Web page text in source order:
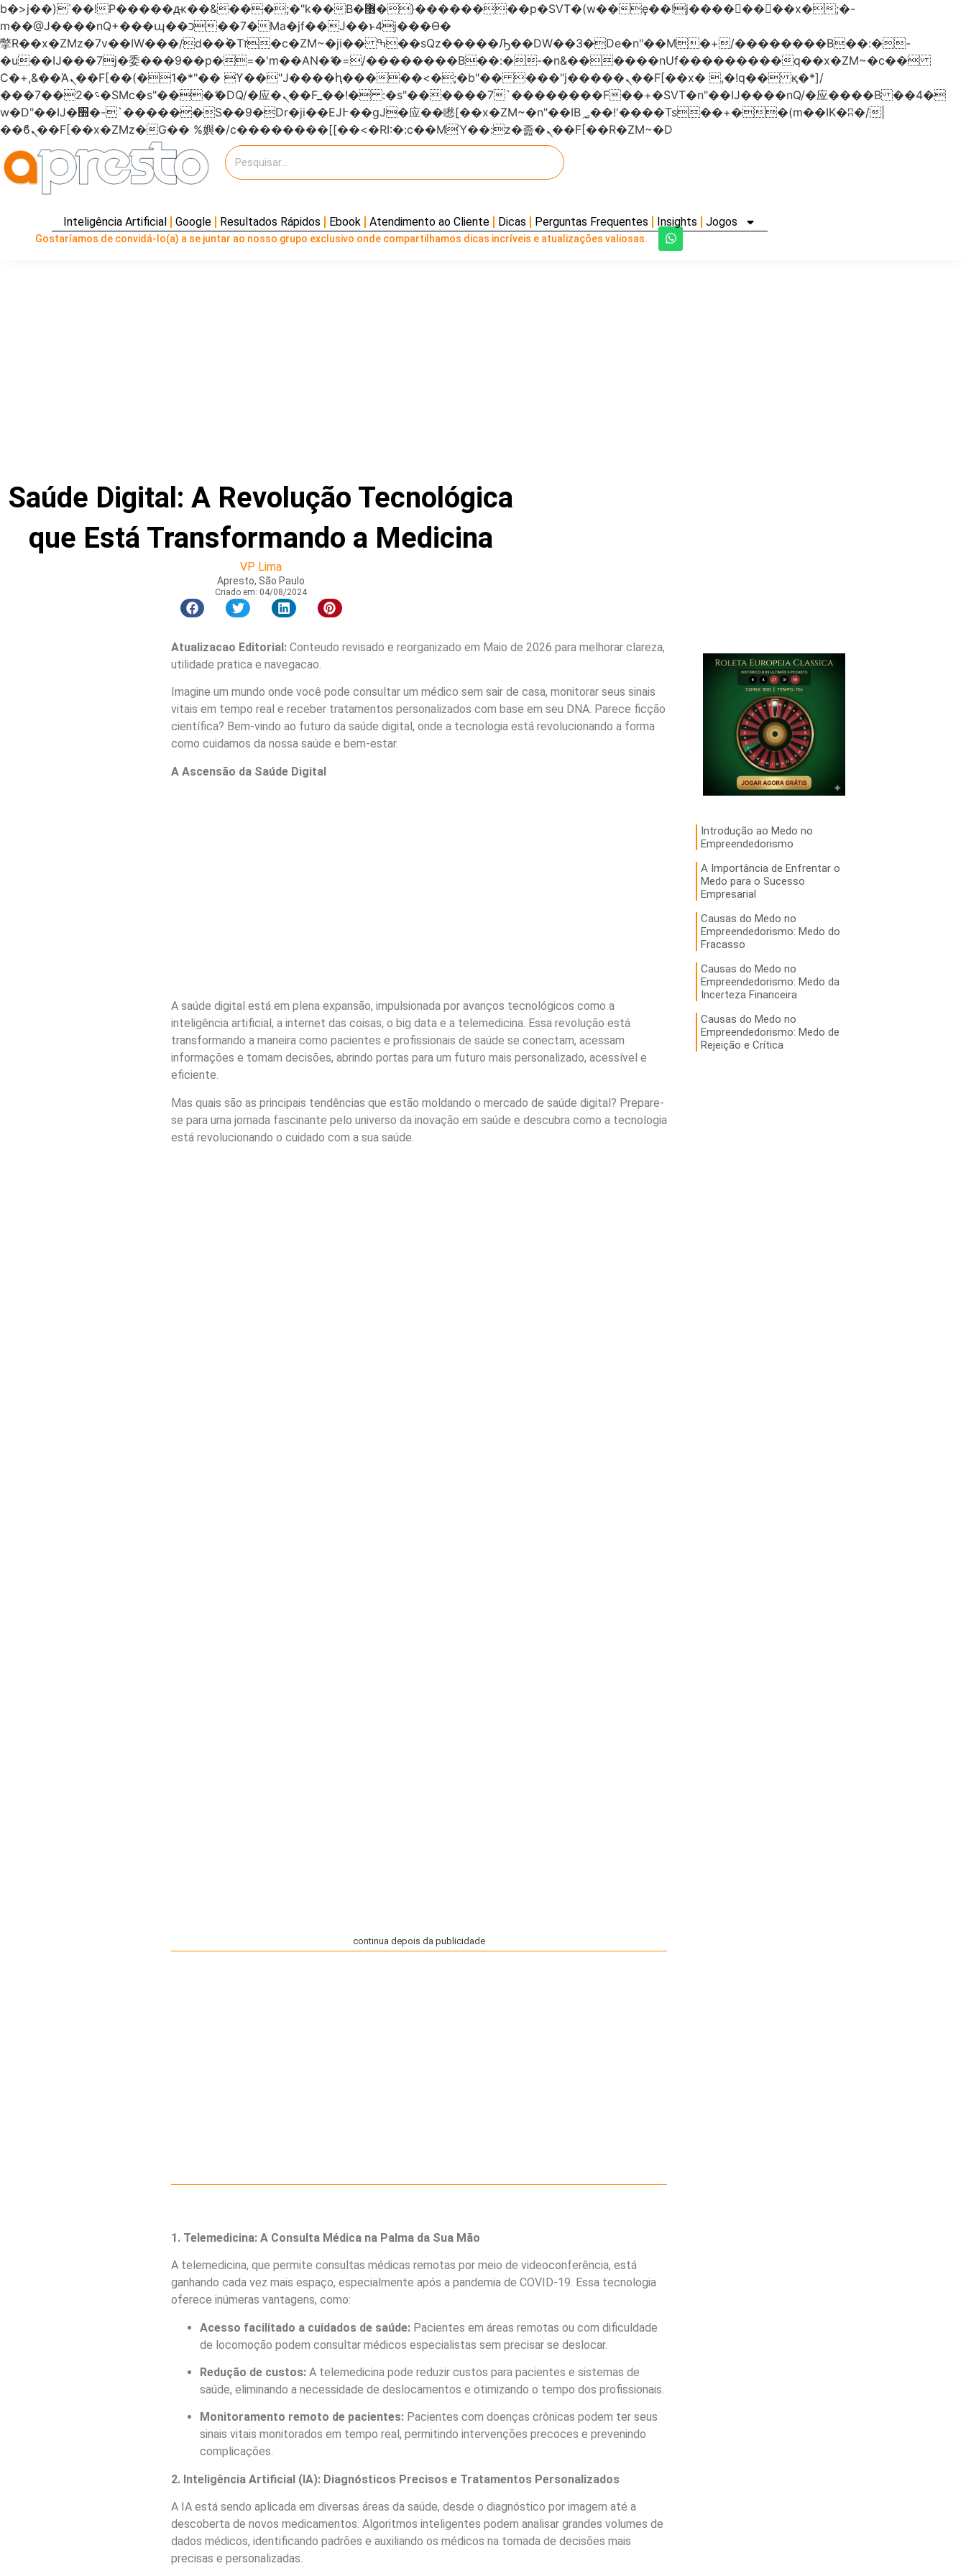
b�>j��)΄��!P�����ԫ��&���;�"k��B�޶�}��������p�SVT�(w��ę��!j��������x�;�-
m��@J����nQ+���պ��כ��7�Ma�jf��J��ͱ4j���Ѳ�
撆R��x�ZMz�7v��IW���/d��ٞ�Тז�c�ZM~�ji�� ߒ��sQz�����Ԡ��DW��3�De�n"��M�+/��������B��:�-
�u��IJ���7j�委���9��p�=�'m��AN�ޭ�=/��������B��:�-�n&������nUf���������q��x�ZM~�c��
Ϲ�+,&��Ὰܢ��F[��(�1�*"�� ϒ��"J����ԧ�����<�;�b"�� ���"j�����ܢ��F[��x� ,�!q�� қ�*]/
���؝�2��7�SMc�s"���ޭ�DQ/�应�ܢ��F_��!� :�s"������7`��������F��+�SVT�n"��IJ����nQ/�应����B ��4�
w�D"��IJ�׭�-`������S��9�Dr�ji��EJ߅��gJ�应��矁[��x�ZM~�n"��IB؃��!'����Тѕ��+��(m��IK�ʭ�/|
��ϐܢ��F[��x�ZMz�G�� %嬩�/c��������[[��<�RI:�:c��MΎ��:z�졾�ܢ��F[��R�ZM~�D
Inteligência Artificial Google Resultados Rápidos Ebook Atendimento ao Cliente Dicas Perguntas Frequentes Insights Jogos
Gostaríamos de convidá-lo(a) a se juntar ao nosso grupo exclusivo onde compartilhamos dicas incríveis e atualizações valiosas.
Saúde Digital: A Revolução Tecnológica
que Está Transformando a Medicina
VP Lima
Apresto, São Paulo
Criado em: 04/08/2024
Atualizacao Editorial:Conteudo revisado e reorganizado em Maio de 2026 para melhorar clareza,
utilidade pratica e navegacao.
Imagine um mundo onde você pode consultar um médico sem sair de casa, monitorar seus sinais
vitais em tempo real e receber tratamentos personalizados com base em seu DNA. Parece ficção
científica? Bem-vindo ao futuro da saúde digital, onde a tecnologia está revolucionando a forma
como cuidamos da nossa saúde e bem-estar.
A Ascensão da Saúde Digital
A saúde digital está em plena expansão, impulsionada por avanços tecnológicos como a
inteligência artificial, a internet das coisas, o big data e a telemedicina. Essa revolução está
transformando a maneira como pacientes e profissionais de saúde se conectam, acessam
informações e tomam decisões, abrindo portas para um futuro mais personalizado, acessível e
eficiente.
Mas quais são as principais tendências que estão moldando o mercado de saúde digital? Prepare-
se para uma jornada fascinante pelo universo da inovação em saúde e descubra como a tecnologia
está revolucionando o cuidado com a sua saúde.
Introdução ao Medo no
Empreendedorismo
A Importância de Enfrentar o
Medo para o Sucesso
Empresarial
Causas do Medo no
Empreendedorismo: Medo do
Fracasso
Causas do Medo no
Empreendedorismo: Medo da
Incerteza Financeira
Causas do Medo no
Empreendedorismo: Medo de
Rejeição e Crítica
continua depois da publicidade
1. Telemedicina: A Consulta Médica na Palma da Sua Mão
A telemedicina, que permite consultas médicas remotas por meio de videoconferência, está
ganhando cada vez mais espaço, especialmente após a pandemia de COVID-19. Essa tecnologia
oferece inúmeras vantagens, como:
Acesso facilitado a cuidados de saúde:Pacientes em áreas remotas ou com dificuldade
de locomoção podem consultar médicos especialistas sem precisar se deslocar.
Redução de custos:A telemedicina pode reduzir custos para pacientes e sistemas de
saúde, eliminando a necessidade de deslocamentos e otimizando o tempo dos profissionais.
Monitoramento remoto de pacientes:Pacientes com doenças crônicas podem ter seus
sinais vitais monitorados em tempo real, permitindo intervenções precoces e prevenindo
complicações.
2. Inteligência Artificial (IA): Diagnósticos Precisos e Tratamentos Personalizados
A IA está sendo aplicada em diversas áreas da saúde, desde o diagnóstico por imagem até a
descoberta de novos medicamentos. Algoritmos inteligentes podem analisar grandes volumes de
dados médicos, identificando padrões e auxiliando os médicos na tomada de decisões mais
precisas e personalizadas.